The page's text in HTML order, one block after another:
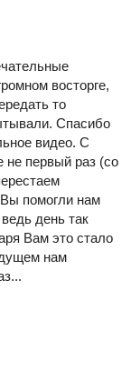
восторге,
то
Спасибо
видео. С
не первый раз (со
помогли нам
день так
Вам это стало
нам